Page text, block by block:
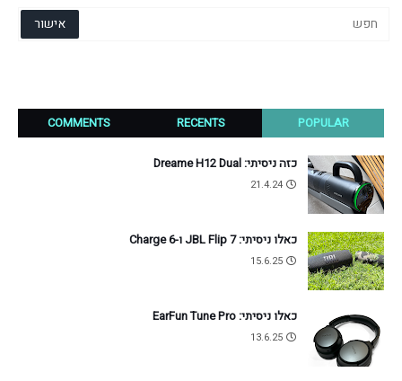
POPULAR
RECENTS
COMMENTS
כזה ניסיתי: Dreame H12 Dual
21.4.24
כאלו ניסיתי: JBL Flip 7 ו-Charge 6
15.6.25
כאלו ניסיתי: EarFun Tune Pro
13.6.25